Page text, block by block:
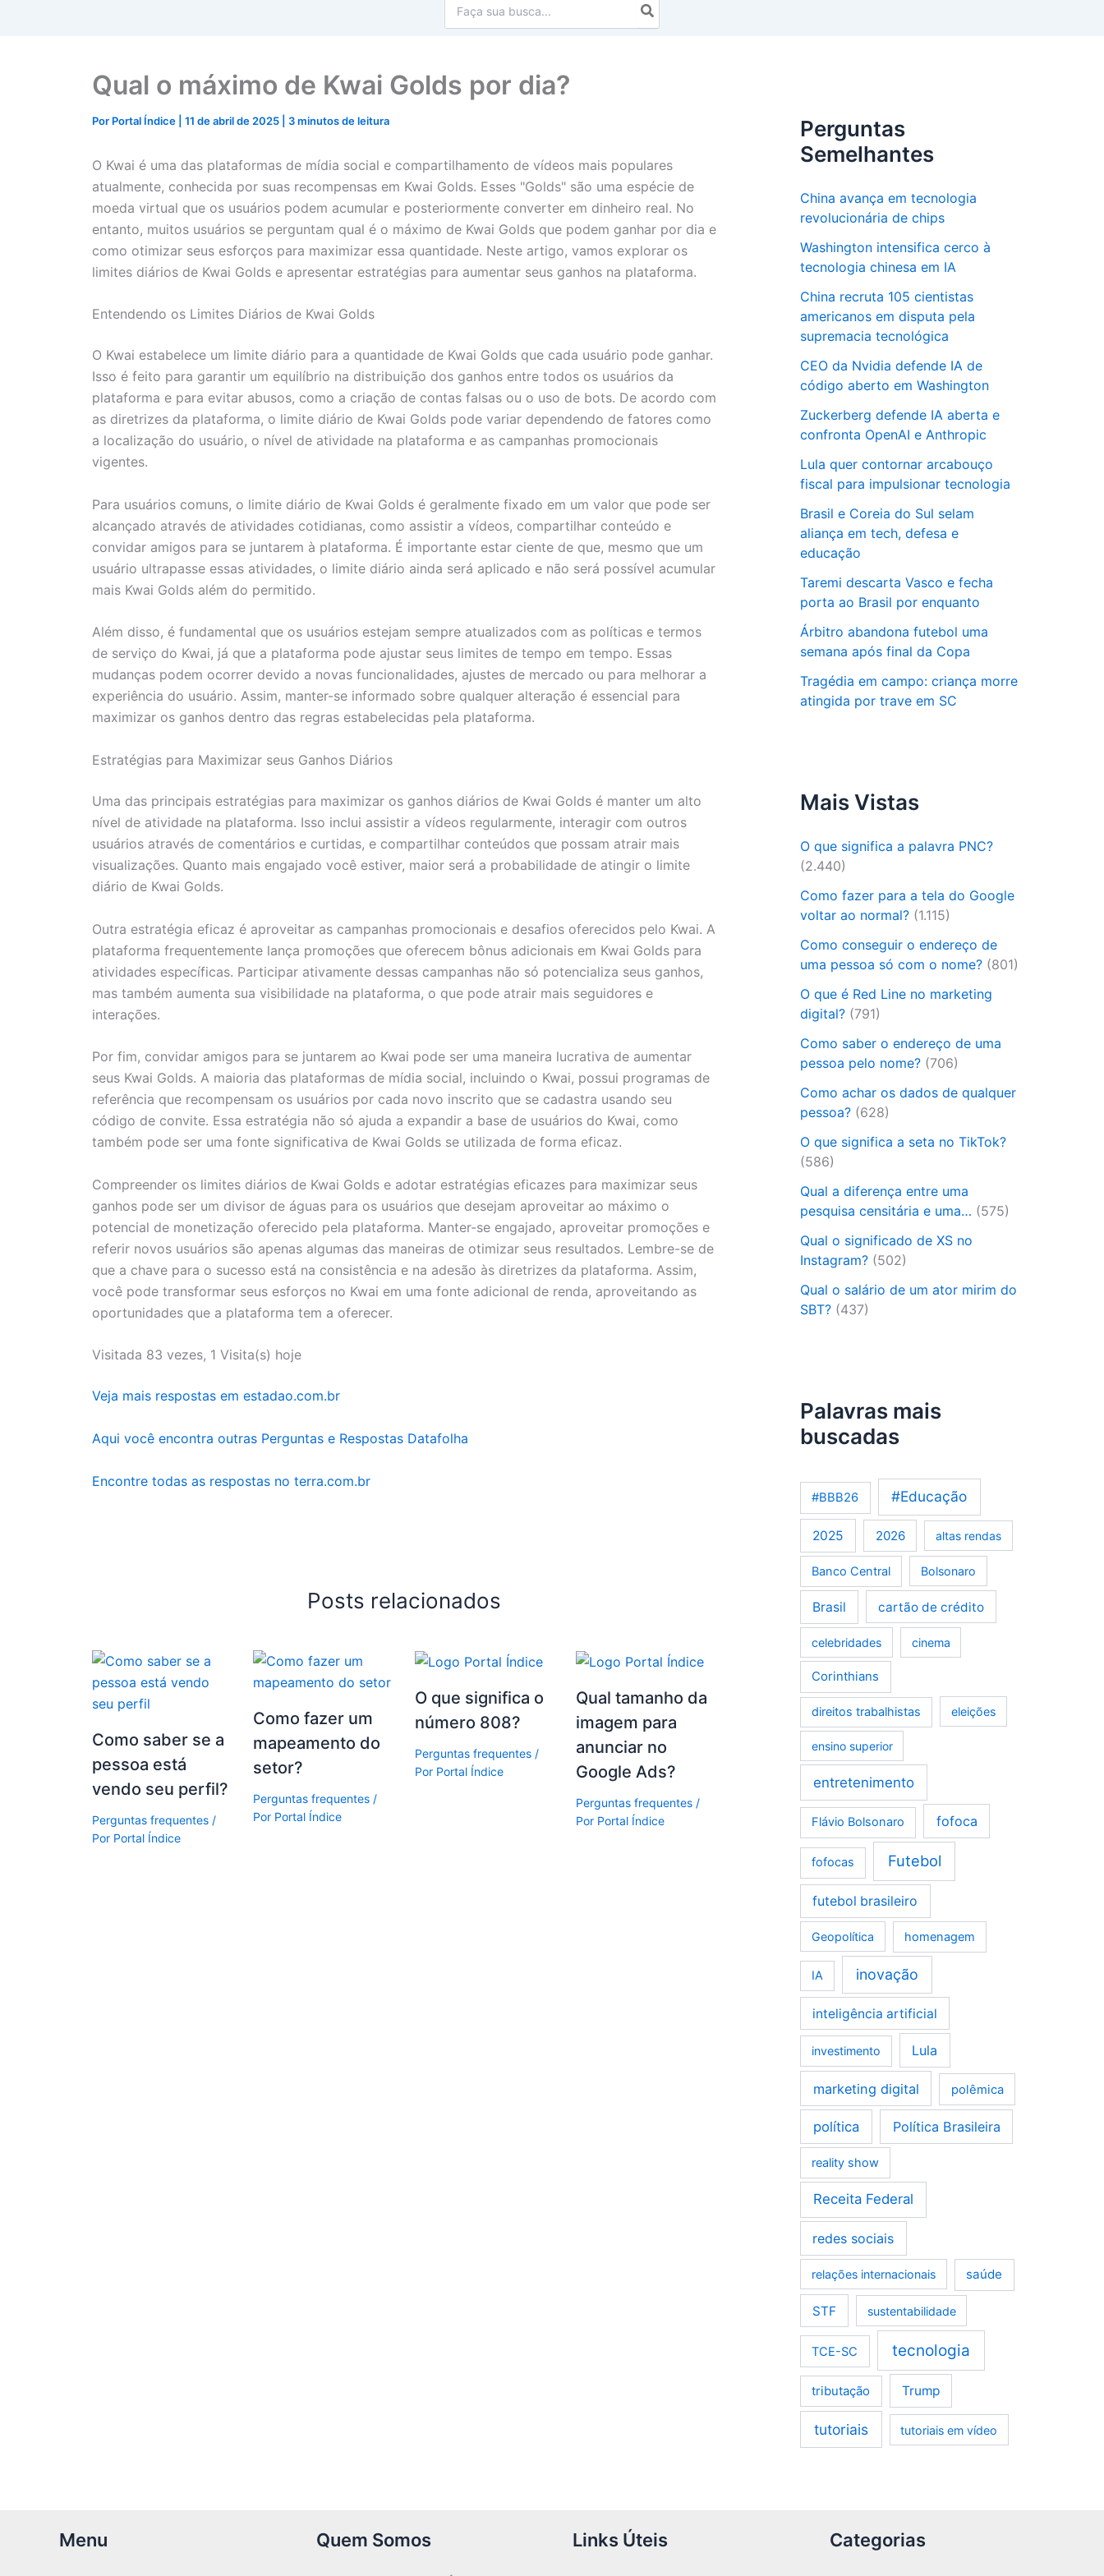
Qual o máximo de Kwai Golds por dia?
Por Portal Índice 11 de abril de 2025 3 minutos de leitura
O Kwai é uma das plataformas de mídia social e compartilhamento de vídeos mais populares
atualmente, conhecida por suas recompensas em Kwai Golds. Esses "Golds" são uma espécie de
moeda virtual que os usuários podem acumular e posteriormente converter em dinheiro real. No
entanto, muitos usuários se perguntam qual é o máximo de Kwai Golds que podem ganhar por dia e
como otimizar seus esforços para maximizar essa quantidade. Neste artigo, vamos explorar os
limites diários de Kwai Golds e apresentar estratégias para aumentar seus ganhos na plataforma.
Entendendo os Limites Diários de Kwai Golds
O Kwai estabelece um limite diário para a quantidade de Kwai Golds que cada usuário pode ganhar.
Isso é feito para garantir um equilíbrio na distribuição dos ganhos entre todos os usuários da
plataforma e para evitar abusos, como a criação de contas falsas ou o uso de bots. De acordo com
as diretrizes da plataforma, o limite diário de Kwai Golds pode variar dependendo de fatores como
a localização do usuário, o nível de atividade na plataforma e as campanhas promocionais
vigentes.
Para usuários comuns, o limite diário de Kwai Golds é geralmente fixado em um valor que pode ser
alcançado através de atividades cotidianas, como assistir a vídeos, compartilhar conteúdo e
convidar amigos para se juntarem à plataforma. É importante estar ciente de que, mesmo que um
usuário ultrapasse essas atividades, o limite diário ainda será aplicado e não será possível acumular
mais Kwai Golds além do permitido.
Além disso, é fundamental que os usuários estejam sempre atualizados com as políticas e termos
de serviço do Kwai, já que a plataforma pode ajustar seus limites de tempo em tempo. Essas
mudanças podem ocorrer devido a novas funcionalidades, ajustes de mercado ou para melhorar a
experiência do usuário. Assim, manter-se informado sobre qualquer alteração é essencial para
maximizar os ganhos dentro das regras estabelecidas pela plataforma.
Estratégias para Maximizar seus Ganhos Diários
Uma das principais estratégias para maximizar os ganhos diários de Kwai Golds é manter um alto
nível de atividade na plataforma. Isso inclui assistir a vídeos regularmente, interagir com outros
usuários através de comentários e curtidas, e compartilhar conteúdos que possam atrair mais
visualizações. Quanto mais engajado você estiver, maior será a probabilidade de atingir o limite
diário de Kwai Golds.
Outra estratégia eficaz é aproveitar as campanhas promocionais e desafios oferecidos pelo Kwai. A
plataforma frequentemente lança promoções que oferecem bônus adicionais em Kwai Golds para
atividades específicas. Participar ativamente dessas campanhas não só potencializa seus ganhos,
mas também aumenta sua visibilidade na plataforma, o que pode atrair mais seguidores e
interações.
Por fim, convidar amigos para se juntarem ao Kwai pode ser uma maneira lucrativa de aumentar
seus Kwai Golds. A maioria das plataformas de mídia social, incluindo o Kwai, possui programas de
referência que recompensam os usuários por cada novo inscrito que se cadastra usando seu
código de convite. Essa estratégia não só ajuda a expandir a base de usuários do Kwai, como
também pode ser uma fonte significativa de Kwai Golds se utilizada de forma eficaz.
Compreender os limites diários de Kwai Golds e adotar estratégias eficazes para maximizar seus
ganhos pode ser um divisor de águas para os usuários que desejam aproveitar ao máximo o
potencial de monetização oferecido pela plataforma. Manter-se engajado, aproveitar promoções e
referir novos usuários são apenas algumas das maneiras de otimizar seus resultados. Lembre-se de
que a chave para o sucesso está na consistência e na adesão às diretrizes da plataforma. Assim,
você pode transformar seus esforços no Kwai em uma fonte adicional de renda, aproveitando as
oportunidades que a plataforma tem a oferecer.
Visitada 83 vezes, 1 Visita(s) hoje
Veja mais respostas em estadao.com.br
Aqui você encontra outras Perguntas e Respostas Datafolha
Encontre todas as respostas no terra.com.br
Posts relacionados
Como saber se a
pessoa está
vendo seu perfil?
Perguntas frequentes /
Por Portal Índice
Como fazer um
mapeamento do
setor?
Perguntas frequentes /
Por Portal Índice
O que significa o
número 808?
Perguntas frequentes/
Por Portal Índice
Qual tamanho da
imagem para
anunciar no
Google Ads?
Perguntas frequentes/
Por Portal Índice
Perguntas
Semelhantes
China avança em tecnologia
revolucionária de chips
Washington intensifica cerco à
tecnologia chinesa em IA
China recruta 105 cientistas
americanos em disputa pela
supremacia tecnológica
CEO da Nvidia defende IA de
código aberto em Washington
Zuckerberg defende IA aberta e
confronta OpenAI e Anthropic
Lula quer contornar arcabouço
fiscal para impulsionar tecnologia
Brasil e Coreia do Sul selam
aliança em tech, defesa e
educação
Taremi descarta Vasco e fecha
porta ao Brasil por enquanto
Árbitro abandona futebol uma
semana após final da Copa
Tragédia em campo: criança morre
atingida por trave em SC
Mais Vistas
O que significa a palavra PNC?
(2.440)
Como fazer para a tela do Google
voltar ao normal? (1.115)
Como conseguir o endereço de
uma pessoa só com o nome? (801)
O que é Red Line no marketing
digital? (791)
Como saber o endereço de uma
pessoa pelo nome? (706)
Como achar os dados de qualquer
pessoa? (628)
O que significa a seta no TikTok?
(586)
Qual a diferença entre uma
pesquisa censitária e uma… (575)
Qual o significado de XS no
Instagram? (502)
Qual o salário de um ator mirim do
SBT? (437)
Palavras mais
buscadas
#BBB26 #Educação
2025 2026 altas rendas
Banco Central Bolsonaro
Brasil cartão de crédito
celebridades cinema
Corinthians
direitos trabalhistas eleições
ensino superior
entretenimento
Flávio Bolsonaro fofoca
fofocas Futebol
futebol brasileiro
Geopolítica homenagem
IA inovação
inteligência artificial
investimento Lula
marketing digital polêmica
política Política Brasileira
reality show
Receita Federal
redes sociais
relações internacionais saúde
STF sustentabilidade
TCE-SC tecnologia
tributação Trump
tutoriais tutoriais em vídeo
Menu Quem Somos Links Úteis Categorias